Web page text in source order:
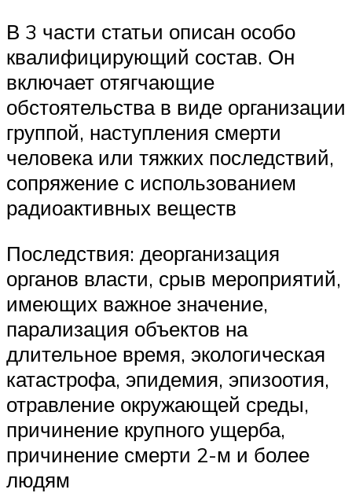
В 3 части статьи описан особо
квалифицирующий состав. Он
включает отягчающие
обстоятельства в виде организации
группой, наступления смерти
человека или тяжких последствий,
сопряжение с использованием
радиоактивных веществ
Последствия: деорганизация
органов власти, срыв мероприятий,
имеющих важное значение,
парализация объектов на
длительное время, экологическая
катастрофа, эпидемия, эпизоотия,
отравление окружающей среды,
причинение крупного ущерба,
причинение смерти 2-м и более
людям